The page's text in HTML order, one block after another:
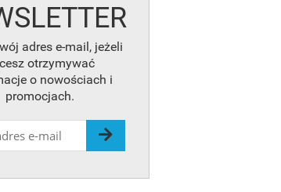
adres e-mail, jeżeli
otrzymywać
o nowościach i
promocjach.